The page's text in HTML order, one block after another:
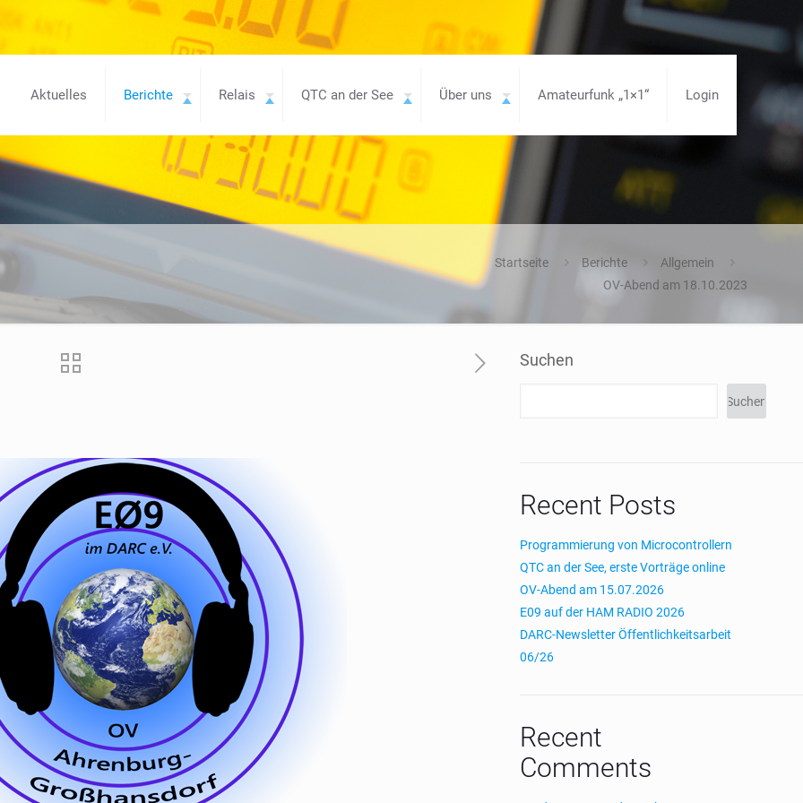
Aktuelles Berichte Relais QTC an der See Über uns Amateurfunk „1×1“ Login
Startseite Berichte
Allgemein
OV-Abend am 18.10.2023
Suchen
Suchen
Recent Posts
Programmierung von Microcontrollern
QTC an der See, erste Vorträge online
OV-Abend am 15.07.2026
E09 auf der HAM RADIO 2026
DARC-Newsletter Öffentlichkeitsarbeit
06/26
Recent
Comments